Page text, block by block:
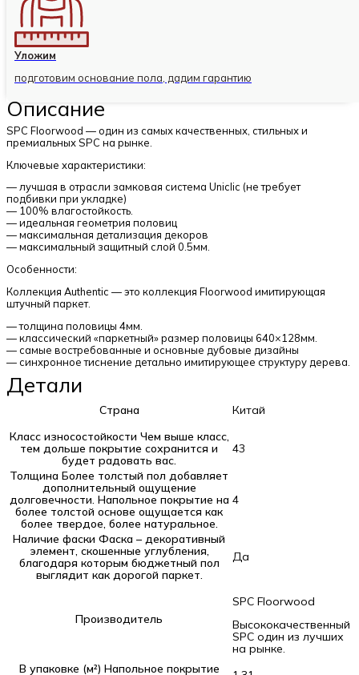
Уложим
подготовим основание пола, дадим гарантию
Описание
SPC Floorwood — один из самых качественных, стильных и
премиальных SPC на рынке.
Ключевые характеристики:
— лучшая в отрасли замковая система Uniclic (не требует
подбивки при укладке)
— 100% влагостойкость.
— идеальная геометрия половиц
— максимальная детализация декоров
— максимальный защитный слой 0.5мм.
Особенности:
Коллекция Authentic — это коллекция Floorwood имитирующая
штучный паркет.
— толщина половицы 4мм.
— классический «паркетный» размер половицы 640×128мм.
— самые востребованные и основные дубовые дизайны
— синхронное тиснение детально имитирующее структуру дерева.
Детали
Страна
Китай
Класс износостойкости Чем выше класс,
тем дольше покрытие сохранится и
будет радовать вас.
43
Толщина Более толстый пол добавляет
дополнительный ощущение
долговечности. Напольное покрытие на
более толстой основе ощущается как
более твердое, более натуральное.
4
Наличие фаски Фаска – декоративный
элемент, скошенные углубления,
благодаря которым бюджетный пол
выглядит как дорогой паркет.
Да
Производитель
SPC Floorwood
Высококачественный
SPC один из лучших
на рынке.
В упаковке (м²) Напольное покрытие